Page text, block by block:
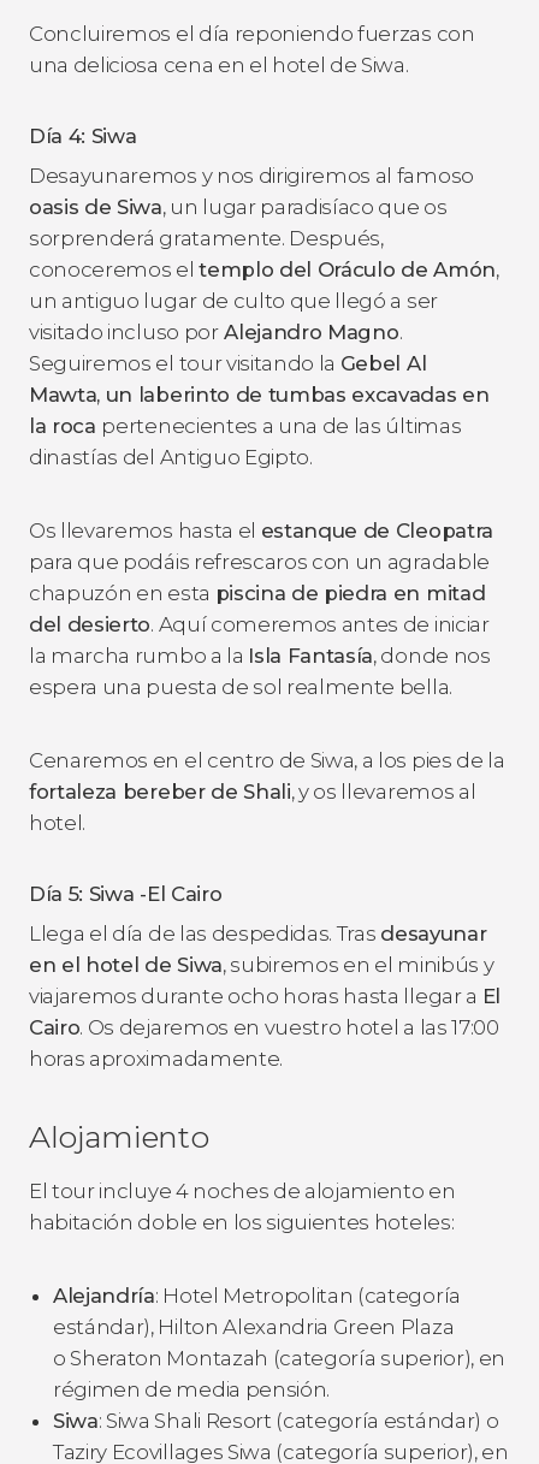
Concluiremos el día reponiendo fuerzas con
una deliciosa cena en el hotel de Siwa.
Día 4: Siwa
Desayunaremos y nos dirigiremos al famoso
oasis de Siwa, un lugar paradisíaco que os
sorprenderá gratamente. Después,
conoceremos eltemplo del Oráculo de Amón,
un antiguo lugar de culto que llegó a ser
visitado incluso porAlejandro Magno.
Seguiremos el tour visitando la Gebel Al
Mawta, un laberinto de tumbas excavadas en
la roca pertenecientes a una de las últimas
dinastías del Antiguo Egipto.
Os llevaremos hasta el estanque de Cleopatra
para que podáis refrescaros con un agradable
chapuzón en esta piscina de piedra en mitad
del desierto. Aquí comeremos antes de iniciar
la marcha rumbo a la Isla Fantasía, donde nos
espera una puesta de sol realmente bella.
Cenaremos en el centro de Siwa, a los pies de la
fortaleza bereber de Shali, y os llevaremos al
hotel.
Día 5: Siwa -El Cairo
Llega el día de las despedidas. Tras desayunar
en el hotel de Siwa, subiremos en el minibús y
viajaremos durante ocho horas hasta llegar a El
Cairo. Os dejaremos en vuestro hotel a las 17:00
horas aproximadamente.
Alojamiento
El tour incluye 4 noches de alojamiento en
habitación doble en los siguientes hoteles:
Alejandría: Hotel Metropolitan (categoría
estándar), Hilton Alexandria Green Plaza
o Sheraton Montazah (categoría superior), en
régimen de media pensión.
Siwa: Siwa Shali Resort (categoría estándar) o
Taziry Ecovillages Siwa (categoría superior), en